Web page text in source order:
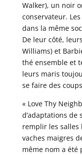
Walker), un noir
conservateur.
dans la même
De leur côté,
Williams) et
thé ensemble et
leurs maris
se faire des
« Love Thy
d’adaptations de
remplir les
vaches maigres
même nom a été